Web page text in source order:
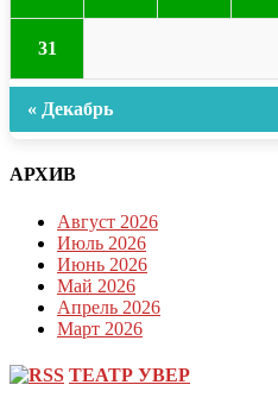
31
« Декабрь
АРХИВ
Август 2026
Июль 2026
Июнь 2026
Май 2026
Апрель 2026
Март 2026
ТЕАТР УВЕР